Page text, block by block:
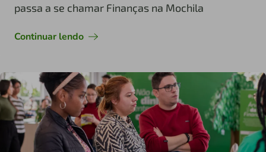
passa a se chamar Finanças na Mochila
Continuar lendo